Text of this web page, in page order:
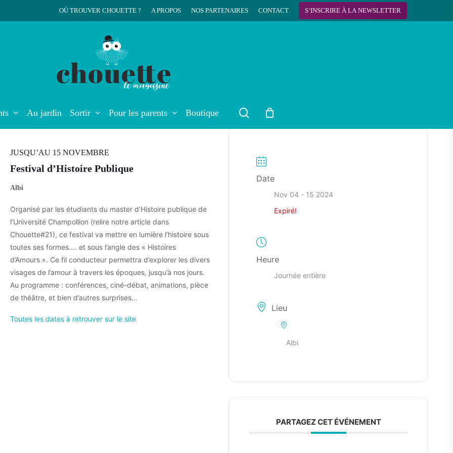
OÙ TROUVER CHOUETTE ? A PROPOS NOS PARTENAIRES CONTACT S‘INSCRIRE À LA NEWSLETTER
Au jardin Sortir Pour les parents Boutique search
JUSQU’AU 15 NOVEMBRE
Festival d’Histoire Publique
Albi
Organisé par les étudiants du master d’Histoire publique de
l’Université Champollion (relire notre article dans
Chouette#21), ce festival va mettre en lumière l’histoire sous
toutes ses formes…. et sous l’angle des « Histoires
d’Amours ». Ce fil conducteur permettra d’explorer les divers
visages de l’amour à travers les époques, jusqu’à nos jours.
Au programme : conférences, ciné-débat, animations, pièce
de théâtre, et bien d’autres surprises…
Toutes les dates à retrouver sur le site
Date
Nov 04 - 15 2024
Expiré!
Heure
Journée entière
Lieu
Albi
PARTAGEZ CET ÉVÉNEMENT